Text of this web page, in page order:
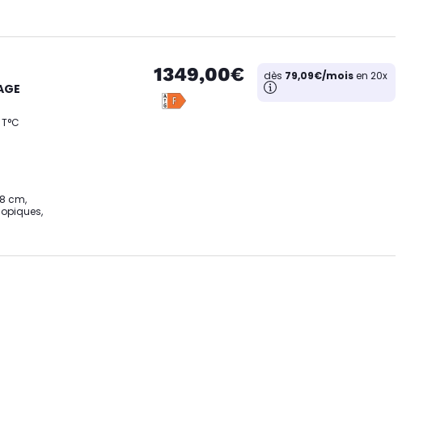
cm,
1349,00€ dès 79,09€/moisen 20x